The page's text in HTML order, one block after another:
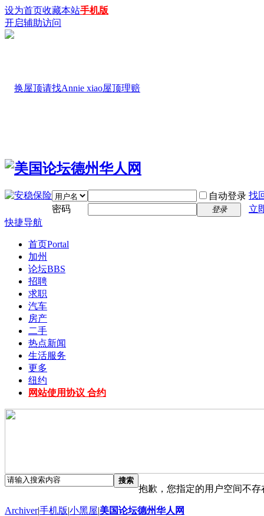
设为首页收藏本站手机版
开启辅助访问
自动登录 找
密码
登录
立
快捷导航
首页Portal
加州
论坛BBS
招聘
求职
汽车
房产
二手
热点新闻
生活服务
更多
纽约
网站使用协议 合约
搜索
抱歉，您指定的用户空间不存
Archiver|手机版|小黑屋|美国论坛德州华人网